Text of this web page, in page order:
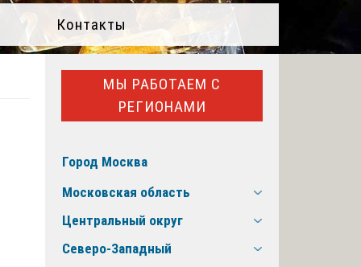
Контакты
МЫ РАБОТАЕМ С
РЕГИОНАМИ
Город Москва
Московская область
Центральный округ
Северо-Западный